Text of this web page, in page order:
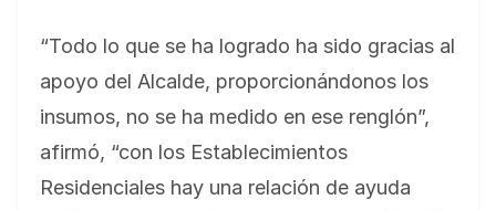
“Todo lo que se ha logrado ha sido gracias al
apoyo del Alcalde, proporcionándonos los
insumos, no se ha medido en ese renglón”,
afirmó, “con los Establecimientos
Residenciales hay una relación de ayuda